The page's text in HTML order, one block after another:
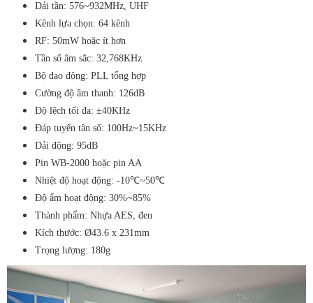
Dải tần: 576~932MHz, UHF
Kênh lựa chọn: 64 kênh
RF: 50mW hoặc ít hơn
Tần số âm săc: 32,768KHz
Bộ dao động: PLL tổng hợp
Cường độ âm thanh: 126dB
Độ lệch tối đa: ±40KHz
Đáp tuyến tân số: 100Hz~15KHz
Dải động: 95dB
Pin WB-2000 hoặc pin AA
Nhiệt độ hoạt động: -10℃~50℃
Độ ẩm hoạt động: 30%~85%
Thành phẩm: Nhựa AES, đen
Kích thước: Ø43.6 x 231mm
Trọng lượng: 180g